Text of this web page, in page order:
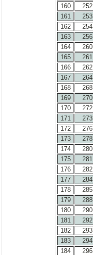
160
252
161
253
162
254
163
256
164
260
165
261
166
262
167
264
168
268
169
270
170
272
171
273
172
276
173
278
174
280
175
281
176
282
177
284
178
285
179
288
180
290
181
292
182
293
183
294
184
296